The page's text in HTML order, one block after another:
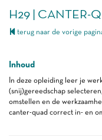
H29 | CANTER-
terug naar de vorige
Inhoud
In deze opleiding leer je
(snij)gereedschap
omstellen en de
canter-quad correct in- en